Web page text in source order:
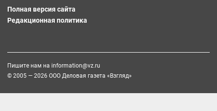
Полная версия сайта
Редакционная политика
Пишите нам на information@vz.ru
© 2005 — 2026 ООО Деловая газета «Взгляд»